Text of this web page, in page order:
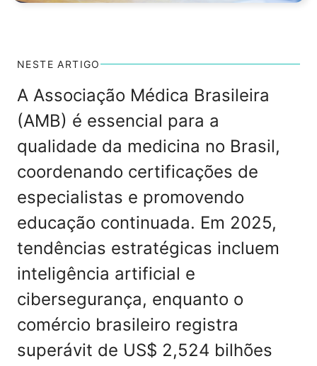
NESTE ARTIGO
A Associação Médica Brasileira
(AMB) é essencial para a
qualidade da medicina no Brasil,
coordenando certificações de
especialistas e promovendo
educação continuada. Em 2025,
tendências estratégicas incluem
inteligência artificial e
cibersegurança, enquanto o
comércio brasileiro registra
superávit de US$ 2,524 bilhões